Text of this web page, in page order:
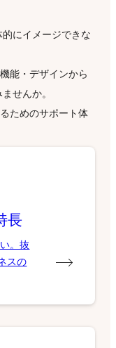
にイメージできな
能・デザインから
せんか。
ためのサポート体
長
。抜
スの